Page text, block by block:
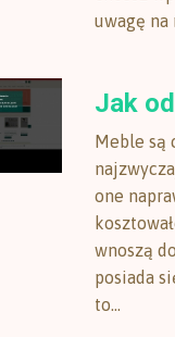
uwagę na
Jak
Meble są
one
wnoszą
posiada
to...